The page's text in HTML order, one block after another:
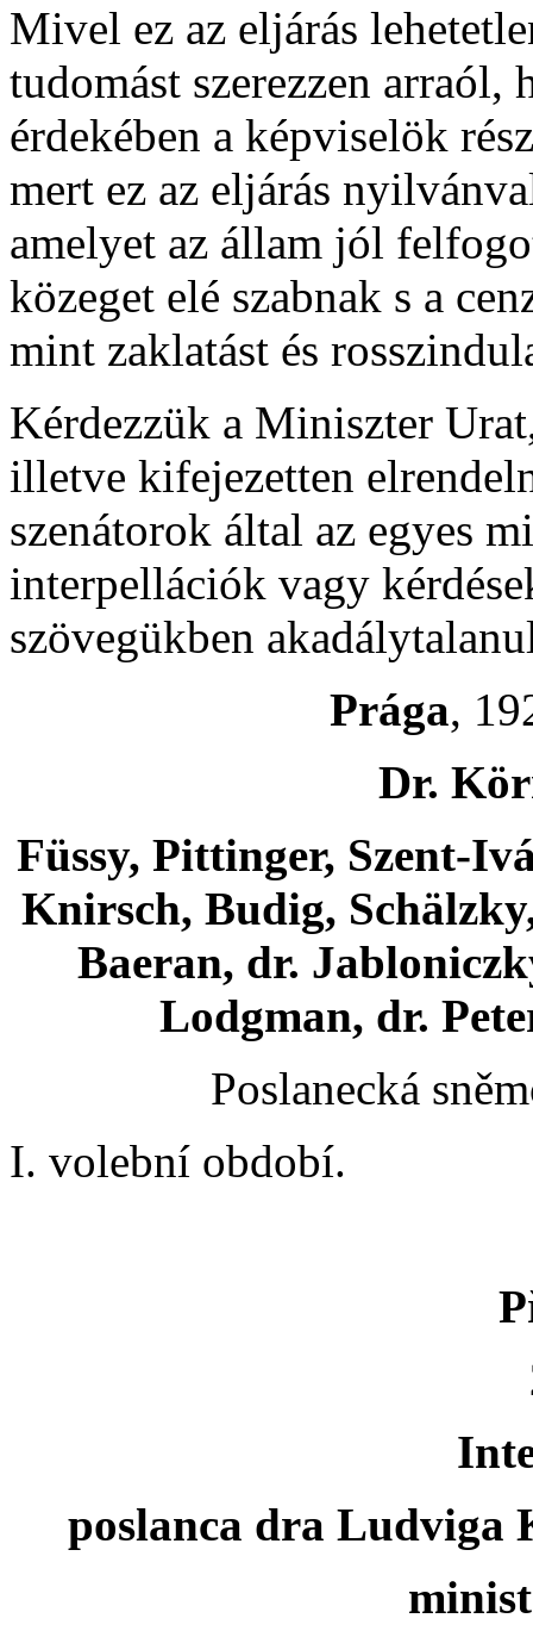
Mivel ez az eljárás
tudomást szerezzen arraól,
érdekében a képviselök
mert ez az eljárás
amelyet az állam jól
közeget elé szabnak s a
mint zaklatást és
Kérdezzük a Miniszter
illetve kifejezetten
szenátorok által az egyes
interpellációk vagy
szövegükben
Prága,
Dr.
Füssy, Pittinger, Szent-
Knirsch, Budig,
Baeran, dr.
Lodgman, dr.
Poslanecká
I. volební období.
poslanca dra Ludviga